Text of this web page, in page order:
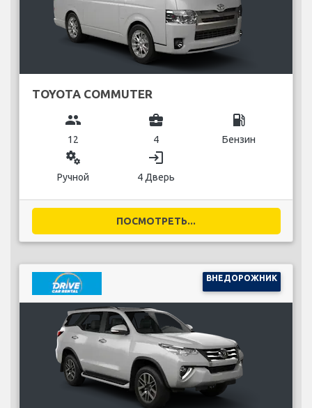
TOYOTA COMMUTER
group
12
business_center
4
local_gas_station
Бензин
miscellaneous_services
Ручной
login
4 Дверь
ПОСМОТРЕТЬ...
ВНЕДОРОЖНИК